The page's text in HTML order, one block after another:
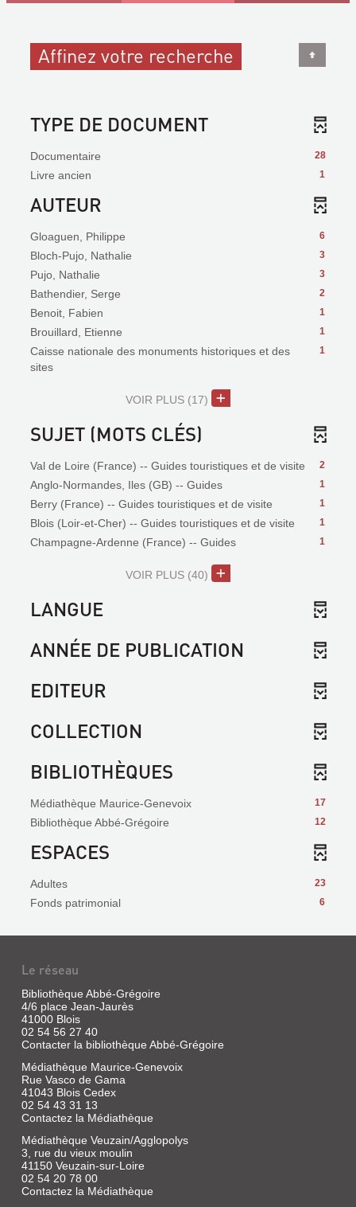
Affinez votre recherche
TYPE DE DOCUMENT
28
Documentaire
1
Livre ancien
AUTEUR
6
Gloaguen, Philippe
3
Bloch-Pujo, Nathalie
3
Pujo, Nathalie
2
Bathendier, Serge
1
Benoit, Fabien
1
Brouillard, Etienne
1
Caisse nationale des monuments historiques et des
sites
VOIR PLUS (17)
SUJET (MOTS CLÉS)
2
Val de Loire (France) -- Guides touristiques et de visite
1
Anglo-Normandes, Iles (GB) -- Guides
1
Berry (France) -- Guides touristiques et de visite
1
Blois (Loir-et-Cher) -- Guides touristiques et de visite
1
Champagne-Ardenne (France) -- Guides
VOIR PLUS (40)
LANGUE
ANNÉE DE PUBLICATION
EDITEUR
COLLECTION
BIBLIOTHÈQUES
17
Médiathèque Maurice-Genevoix
12
Bibliothèque Abbé-Grégoire
ESPACES
23
Adultes
6
Fonds patrimonial
Le réseau
Bibliothèque Abbé-Grégoire
4/6 place Jean-Jaurès
41000 Blois
02 54 56 27 40
Contacter la bibliothèque Abbé-Grégoire
Médiathèque Maurice-Genevoix
Rue Vasco de Gama
41043 Blois Cedex
02 54 43 31 13
Contactez la Médiathèque
Médiathèque Veuzain/Agglopolys
3, rue du vieux moulin
41150 Veuzain-sur-Loire
02 54 20 78 00
Contactez la Médiathèque